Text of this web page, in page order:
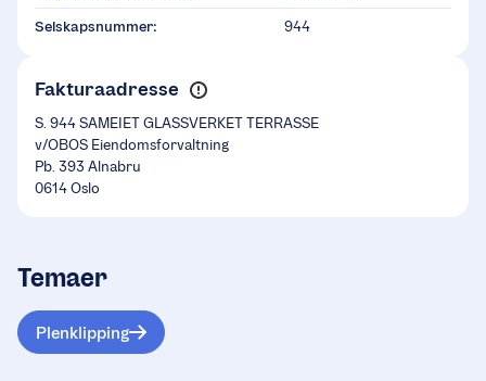
Selskapsnummer: 944
Fakturaadresse
S. 944 SAMEIET GLASSVERKET TERRASSE
v/OBOS Eiendomsforvaltning
Pb. 393 Alnabru
0614 Oslo
Temaer
Plenklipping